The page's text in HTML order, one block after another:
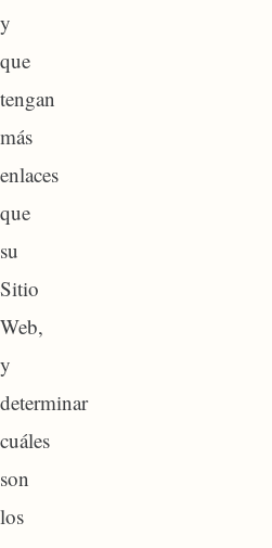
y
que
tengan
más
enlaces
que
su
Sitio
Web,
y
determinar
cuáles
son
los